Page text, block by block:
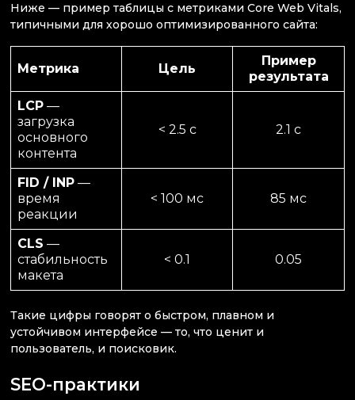
Ниже — пример таблицы с метриками Core Web Vitals,
типичными для хорошо оптимизированного сайта:
Метрика Цель
Пример
результата
LCP —
загрузка
основного
контента
< 2.5 с 2.1 с
FID / INP —
время
реакции
< 100 мс 85 мс
CLS —
стабильность
макета
< 0.1 0.05
Такие цифры говорят о быстром, плавном и
устойчивом интерфейсе — то, что ценит и
пользователь, и поисковик.
SEO-практики